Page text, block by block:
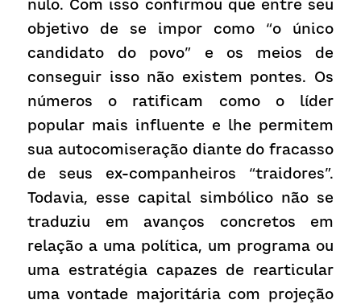
nulo. Com isso confirmou que entre seu
objetivo de se impor como “o único
candidato do povo” e os meios de
conseguir isso não existem pontes. Os
números o ratificam como o líder
popular mais influente e lhe permitem
sua autocomiseração diante do fracasso
de seus ex-companheiros “traidores”.
Todavia, esse capital simbólico não se
traduziu em avanços concretos em
relação a uma política, um programa ou
uma estratégia capazes de rearticular
uma vontade majoritária com projeção